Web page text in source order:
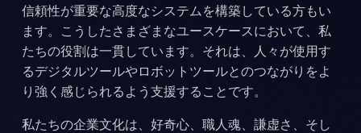
信頼性が重要な高度なシステムを構築している方もい
ます。こうしたさまざまなユースケースにおいて、私
たちの役割は一貫しています。それは、人々が使用す
るデジタルツールやロボットツールとのつながりをよ
り強く感じられるよう支援することです。
私たちの企業文化は、好奇心、職人魂、謙虚さ、そし